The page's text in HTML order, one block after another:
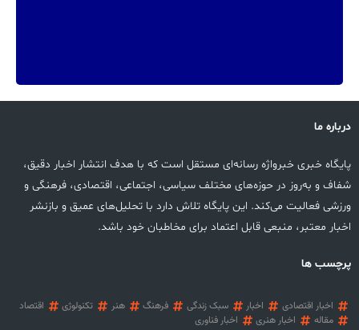
درباره ما
پایگاه خبری خبرواژه رسانه‌ای مستقل است که با هدف انتشار اخبار دقیق،
شفاف و به‌روز در حوزه‌های مختلف سیاسی، اجتماعی، اقتصادی، فرهنگی و
ورزشی فعالیت می‌کند. این پایگاه تلاش دارد با تحلیل‌های عمیق و بازنشر
اخبار معتبر، منبعی قابل اعتماد برای مخاطبان خود باشد.
پرچسب ها
اخبار اقتصادی اخبار سبک زندگی فرهنگ هنر تکنولوژی
اقتصاد
مقاله
اخبار هنری اخبار فناوری